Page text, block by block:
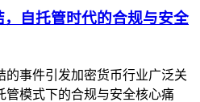
自托管时代的合规与安全
的事件引发加密货币行业广泛关
管模式下的合规与安全核心痛